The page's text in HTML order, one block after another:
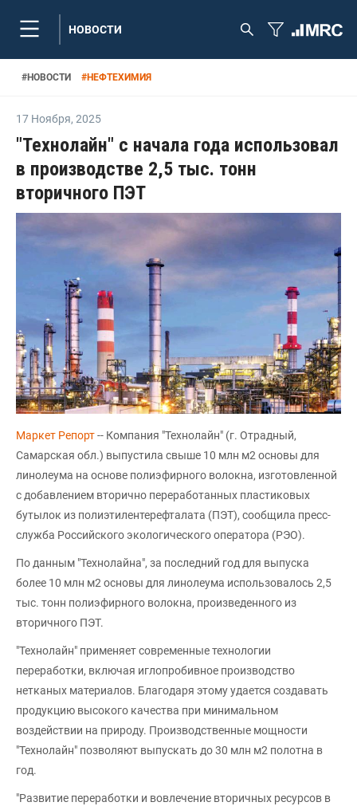
НОВОСТИ
#НОВОСТИ #НЕФТЕХИМИЯ
17 Ноября, 2025
"Технолайн" с начала года использовал
в производстве 2,5 тыс. тонн
вторичного ПЭТ
Маркет Репорт-- Компания "Технолайн" (г. Отрадный,
Самарская обл.) выпустила свыше 10 млн м2 основы для
линолеума на основе полиэфирного волокна, изготовленной
с добавлением вторично переработанных пластиковых
бутылок из полиэтилентерефталата (ПЭТ), сообщила пресс-
служба Российского экологического оператора (РЭО).
По данным "Технолайна", за последний год для выпуска
более 10 млн м2 основы для линолеума использовалось 2,5
тыс. тонн полиэфирного волокна, произведенного из
вторичного ПЭТ.
"Технолайн" применяет современные технологии
переработки, включая иглопробивное производство
нетканых материалов. Благодаря этому удается создавать
продукцию высокого качества при минимальном
воздействии на природу. Производственные мощности
"Технолайн" позволяют выпускать до 30 млн м2 полотна в
год.
"Развитие переработки и вовлечение вторичных ресурсов в